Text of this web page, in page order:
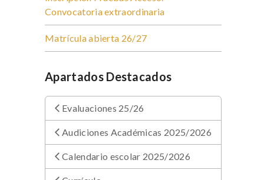
Convocatoria extraordinaria
Matrícula abierta 26/27
Apartados Destacados
Evaluaciones 25/26
Audiciones Académicas 2025/2026
Calendario escolar 2025/2026